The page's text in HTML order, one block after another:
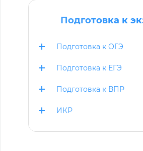
Подготовка к
Подготовка к ОГЭ
Подготовка к ЕГЭ
Подготовка к ВПР
ИКР